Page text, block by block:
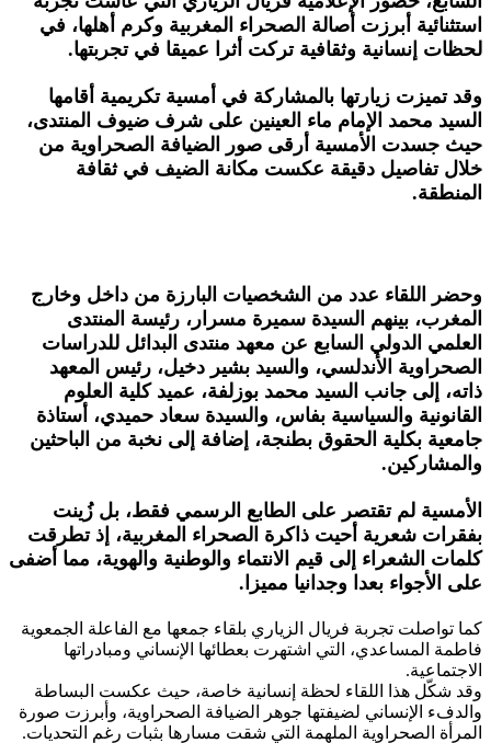
استثنائية أبرزت أصالة الصحراء المغربية وكرم أهلها، في
لحظات إنسانية وثقافية تركت أثرا عميقا في تجربتها.
وقد تميزت زيارتها بالمشاركة في أمسية تكريمية أقامها
السيد محمد الإمام ماء العينين على شرف ضيوف المنتدى،
حيث جسدت الأمسية أرقى صور الضيافة الصحراوية من
خلال تفاصيل دقيقة عكست مكانة الضيف في ثقافة
المنطقة.
وحضر اللقاء عدد من الشخصيات البارزة من داخل وخارج
المغرب، بينهم السيدة سميرة مسرار، رئيسة المنتدى
العلمي الدولي السابع عن معهد منتدى البدائل للدراسات
الصحراوية الأندلسي، والسيد بشير دخيل، رئيس المعهد
ذاته، إلى جانب السيد محمد بوزلفة، عميد كلية العلوم
القانونية والسياسية بفاس، والسيدة سعاد حميدي، أستاذة
جامعية بكلية الحقوق بطنجة، إضافة إلى نخبة من الباحثين
والمشاركين.
الأمسية لم تقتصر على الطابع الرسمي فقط، بل زُينت
بفقرات شعرية أحيت ذاكرة الصحراء المغربية، إذ تطرقت
كلمات الشعراء إلى قيم الانتماء والوطنية والهوية، مما أضفى
على الأجواء بعدا وجدانيا مميزا.
كما تواصلت تجربة فريال الزياري بلقاء جمعها مع الفاعلة الجمعوية
فاطمة المساعدي، التي اشتهرت بعطائها الإنساني ومبادراتها
الاجتماعية.
وقد شكّل هذا اللقاء لحظة إنسانية خاصة، حيث عكست البساطة
والدفء الإنساني لضيفتها جوهر الضيافة الصحراوية، وأبرزت صورة
المرأة الصحراوية الملهمة التي شقت مسارها بثبات رغم التحديات.